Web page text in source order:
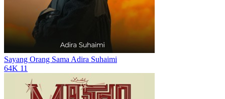
Sayang Orang Sama Adira Suhaimi
64K 11